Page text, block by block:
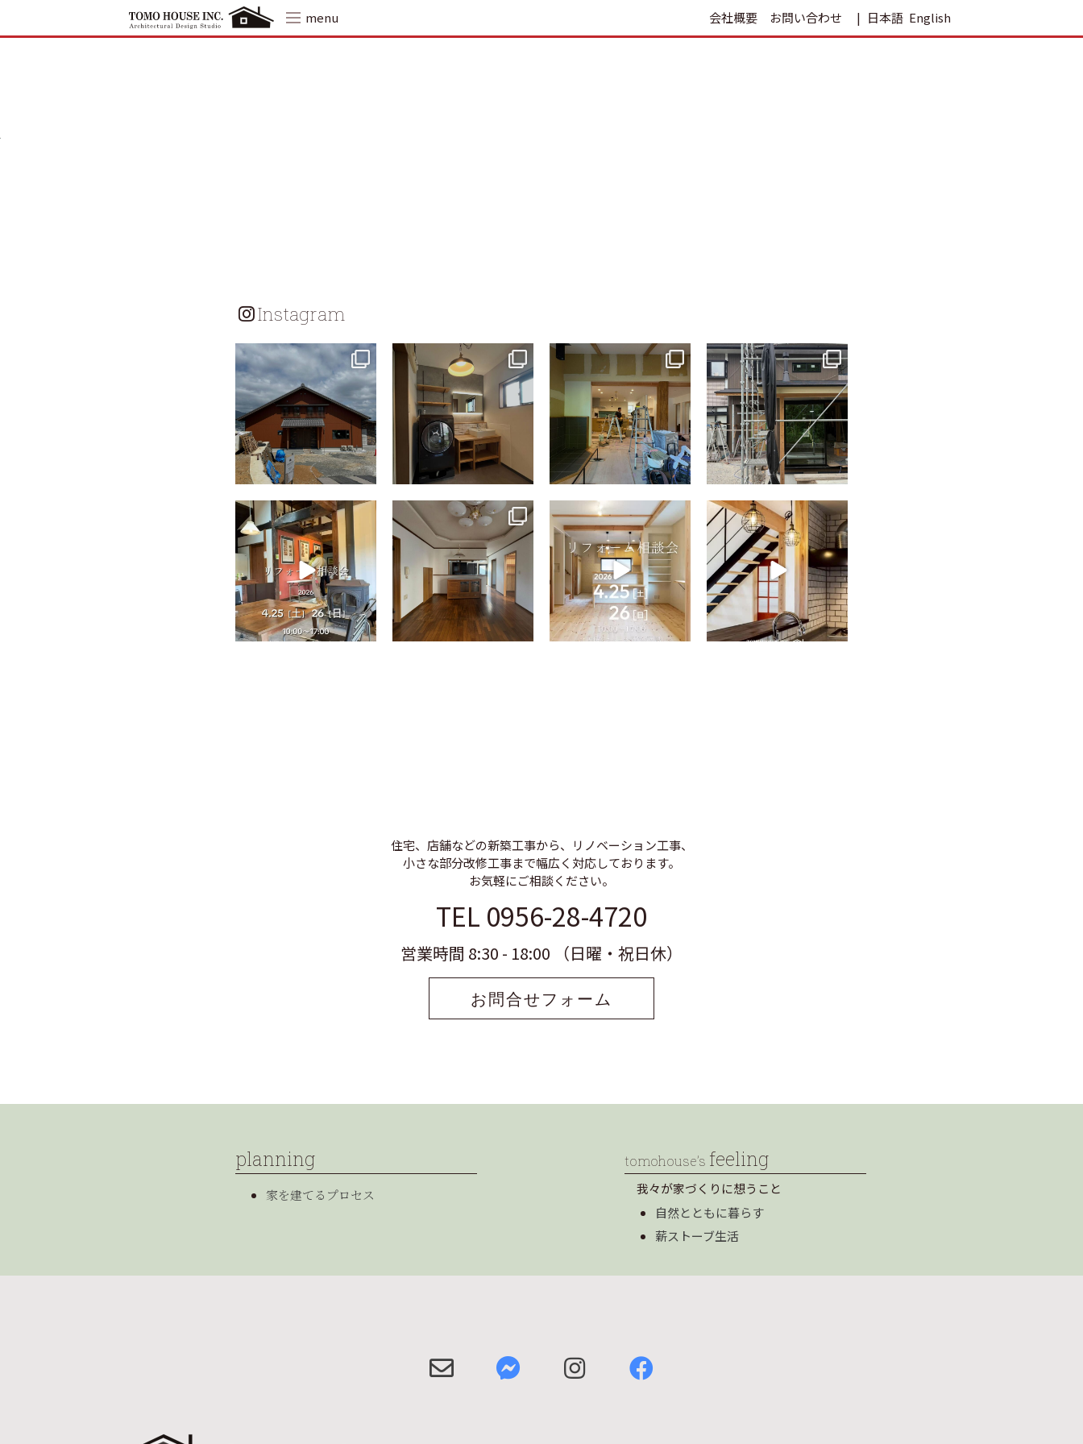
content
menu 会社概要 お問い合わせ 日本語 English
Instagram
tomohouseinc
tomohouseinc
7月 13
tomohouseinc
tomohouseinc
6月 3
tomohouseinc
4月 25
tomohouseinc
4月 9
tomohouseinc
4月 2
tomohouseinc
2月 28
住宅、店舗などの新築工事から、リノベーション工事、
小さな部分改修工事まで幅広く対応しております。
お気軽にご相談ください。
TEL 0956-28-4720
営業時間 8:30 - 18:00 （日曜・祝日休）
お問合せフォーム
planning
家を建てるプロセス
tomohouse’s feeling
我々が家づくりに想うこと
自然とともに暮らす
薪ストーブ生活